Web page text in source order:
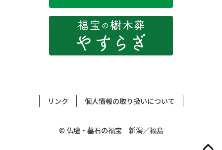
リンク 個人情報の取り扱いについて
© 仏壇・墓石の福宝 新潟／福島